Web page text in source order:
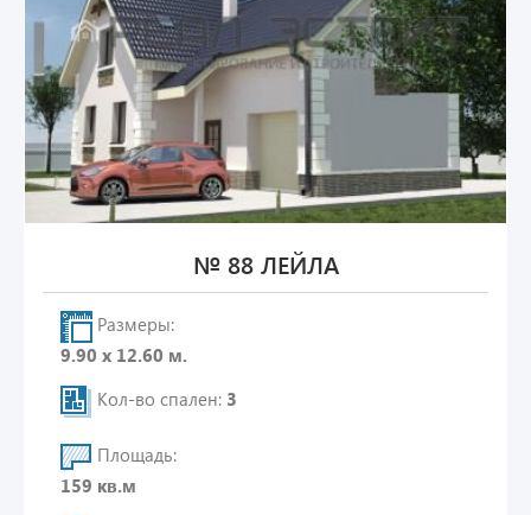
№ 88 ЛЕЙЛА
Размеры:
9.90 х 12.60 м.
Кол-во спален: 3
Площадь:
159 кв.м